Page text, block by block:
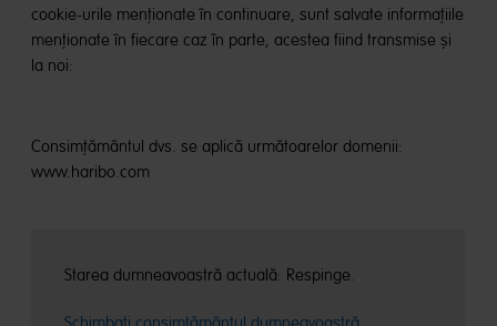
cookie-urile menționate în continuare, sunt salvate informațiile
menționate în fiecare caz în parte, acestea fiind transmise și
la noi:
Consimţământul dvs. se aplică următoarelor domenii:
www.haribo.com
Starea dumneavoastră actuală: Respinge.